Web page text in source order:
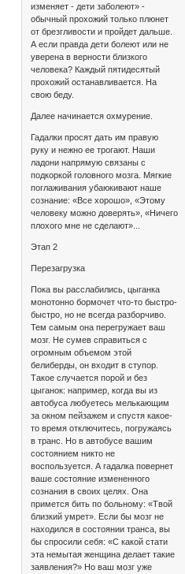
изменяет - дети заболеют» -
обычный прохожий только плюнет
от брезгливости и пройдет дальше.
А если правда дети болеют или не
уверена в верности близкого
человека? Каждый пятидесятый
прохожий останавливается. На
свою беду.
Далее начинается охмурение.
Гадалки просят дать им правую
руку и нежно ее трогают. Наши
ладони напрямую связаны с
подкоркой головного мозга. Мягкие
поглаживания убаюкивают наше
сознание: «Все хорошо», «Этому
человеку можно доверять», «Ничего
плохого мне не сделают»...
Этап 2
Перезагрузка
Пока вы расслабились, цыганка
монотонно бормочет что-то быстро-
быстро, но не всегда разборчиво.
Тем самым она перегружает ваш
мозг. Не сумев справиться с
огромным объемом этой
белиберды, он входит в ступор.
Такое случается порой и без
цыганок: например, когда вы из
автобуса любуетесь мелькающим
за окном пейзажем и спустя какое-
то время отключитесь, погружаясь
в транс. Но в автобусе вашим
состоянием никто не
воспользуется. А гадалка повернет
ваше состояние измененного
сознания в своих целях. Она
примется бить по больному: «Твой
близкий умрет». Если бы мозг не
находился в состоянии транса, вы
бы спросили себя: «С какой стати
эта немытая женщина делает такие
заявления?» Но ваш мозг уже